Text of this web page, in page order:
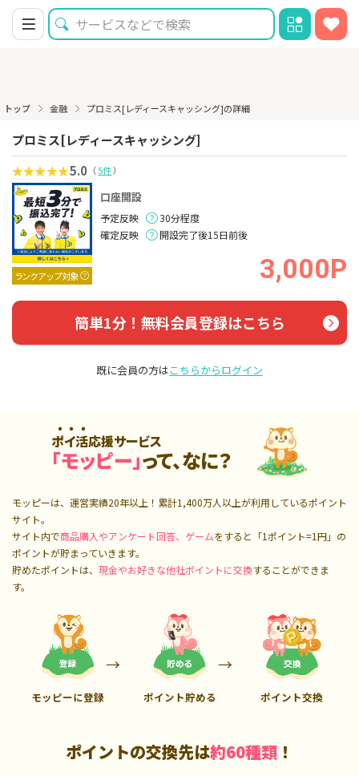
トップ 金融 プロミス[レディースキャッシング]の詳細
プロミス[レディースキャッシング]
5.0 （5件）
ランクアップ対象
口座開設
予定反映
30分程度
確定反映
開設完了後15日前後
3,000P
簡単1分！無料会員登録はこちら
既に会員の方はこちらからログイン
ポイ活応援サービス
「モッピー」って、なに？
モッピーは、運営実績20年以上！累計1,400万人以上が利用しているポイント
サイト。
サイト内で商品購入やアンケート回答、ゲームをすると「1ポイント=1円」の
ポイントが貯まっていきます。
貯めたポイントは、 現金やお好きな他社ポイントに交換することができま
す。
モッピーに登録 ポイント貯める ポイント交換
ポイントの交換先は約60種類 ！